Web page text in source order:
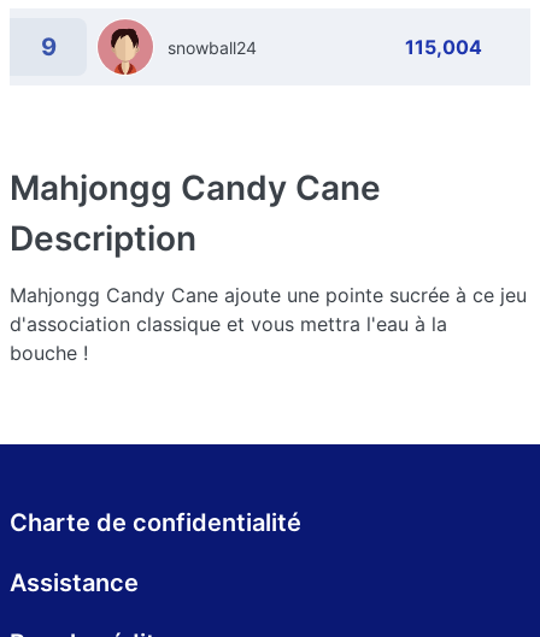
9 snowball24 115,004
Mahjongg Candy Cane
Description
Mahjongg Candy Cane ajoute une pointe sucrée à ce jeu
d'association classique et vous mettra l'eau à la
bouche !
Charte de confidentialité
Assistance